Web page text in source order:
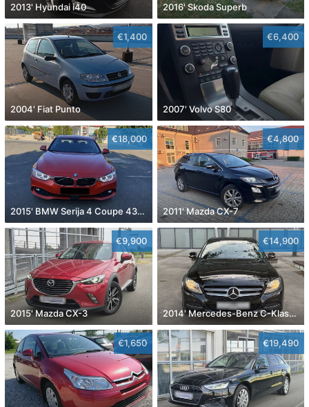
2013' Hyundai i40 2016' Skoda Superb
€1,400
2004' Fiat Punto
€6,400
2007' Volvo S80
€18,000
2015' BMW Serija 4 Coupe 430D
€4,800
2011' Mazda CX-7
€9,900
2015' Mazda CX-3
€14,900
2014' Mercedes-Benz C-Klasa 220 Cdi
€1,650 €19,490